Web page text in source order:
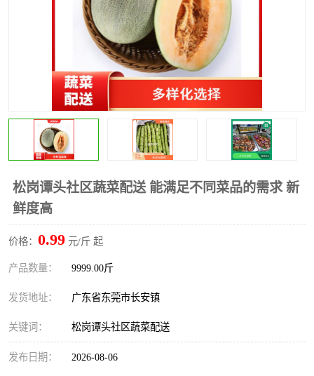
松岗谭头社区蔬菜配送 能满足不同菜品的需求 新
鲜度高
价格： 0.99 元/斤 起
产品数量： 9999.00斤
发货地址： 广东省东莞市长安镇
关键词： 松岗谭头社区蔬菜配送
发布日期： 2026-08-06